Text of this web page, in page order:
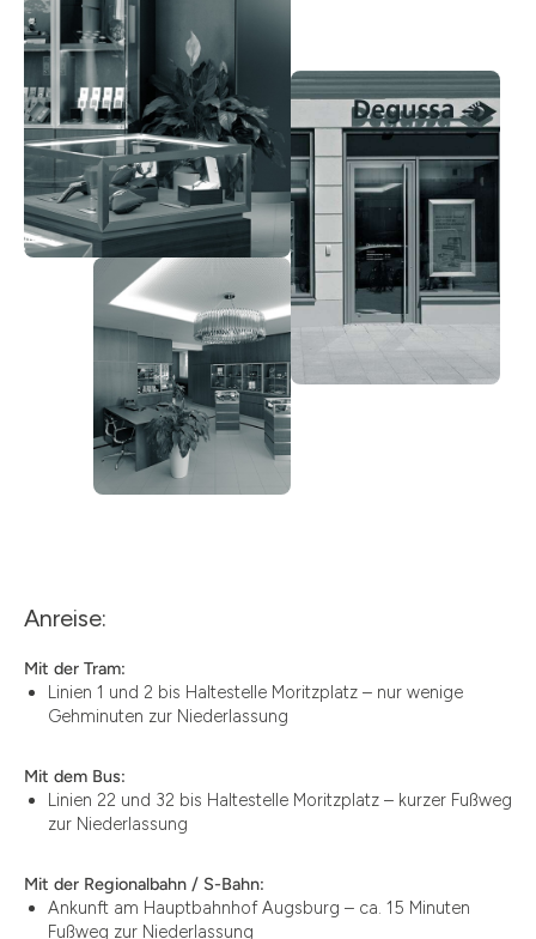
Anreise:
Mit der Tram:
Linien 1 und 2 bis Haltestelle Moritzplatz – nur wenige
Gehminuten zur Niederlassung
Mit dem Bus:
Linien 22 und 32 bis Haltestelle Moritzplatz – kurzer Fußweg
zur Niederlassung
Mit der Regionalbahn / S-Bahn:
Ankunft am Hauptbahnhof Augsburg – ca. 15 Minuten
Fußweg zur Niederlassung